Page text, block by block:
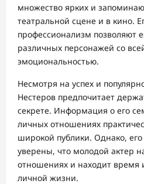
множество ярких и
театральной сцене и в кино.
профессионализм позволяют
различных персонажей со
эмоциональностью.
Несмотря на успех и
Нестеров предпочитает
секрете. Информация о его
личных отношениях
широкой публики. Однако,
уверены, что молодой актер
отношениях и находит время
личной жизни.